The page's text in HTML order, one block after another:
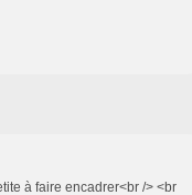
à faire encadrer<br /> <br